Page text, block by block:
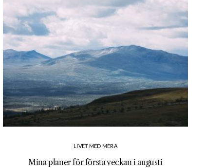
LIVET MED MERA
Mina planer för första veckan i augusti